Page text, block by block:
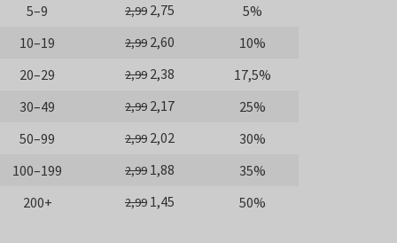
5–9
2,99 2,75
5%
10–19
2,99 2,60
10%
20–29
2,99 2,38
17,5%
30–49
2,99 2,17
25%
50–99
2,99 2,02
30%
100–199
2,99 1,88
35%
200+
2,99 1,45 50%